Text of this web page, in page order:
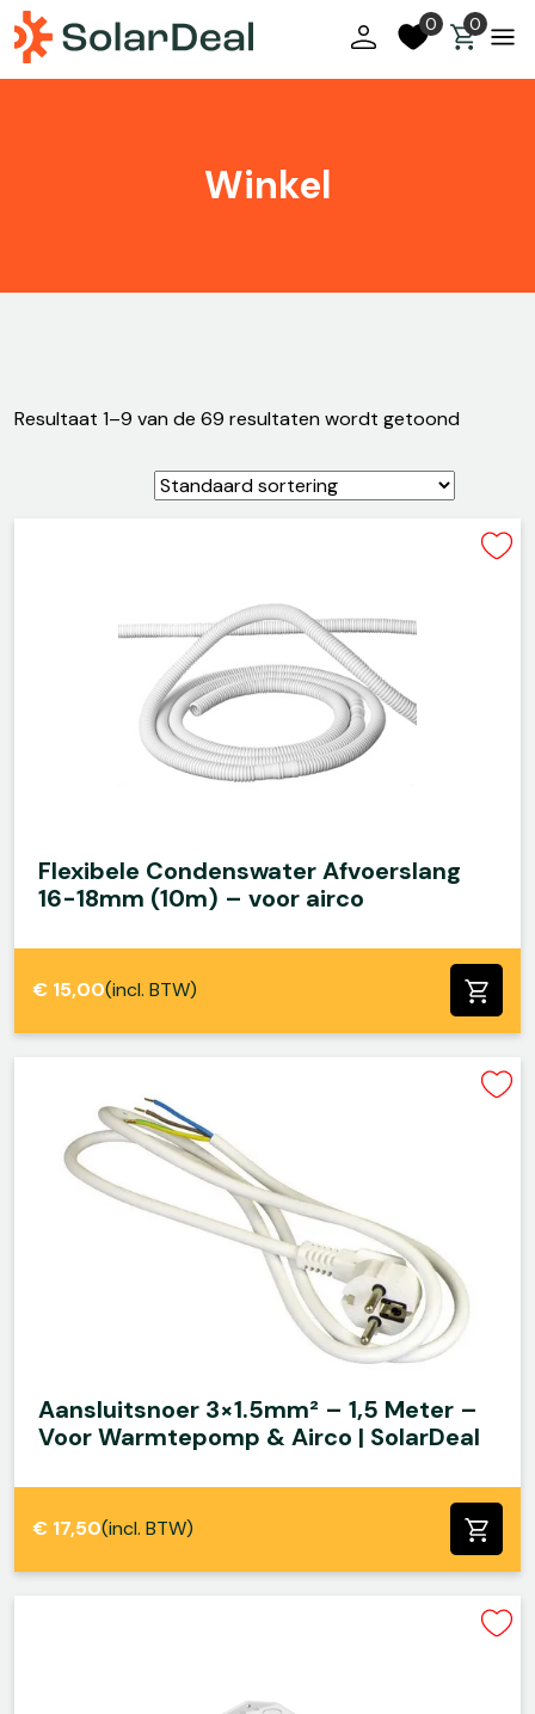
Subsidie
Skip
to
content
0 0
Winkel
Resultaat 1–9 van de 69 resultaten wordt getoond
Flexibele Condenswater Afvoerslang
16-18mm (10m) – voor airco
€ 15,00(incl. BTW)
Aansluitsnoer 3×1.5mm² – 1,5 Meter –
Voor Warmtepomp & Airco | SolarDeal
€ 17,50(incl. BTW)